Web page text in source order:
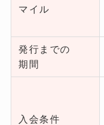
マイル
発行までの
期間
入会条件